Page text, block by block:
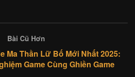
Bài Cũ Hơn
Ma Thần Lữ Bố Mới Nhất 2025:
Game Cùng Ghiền Game